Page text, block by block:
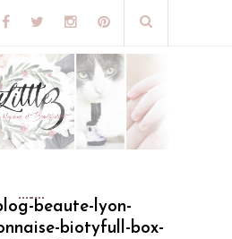
beaute-lyon-
biotyfull-box-